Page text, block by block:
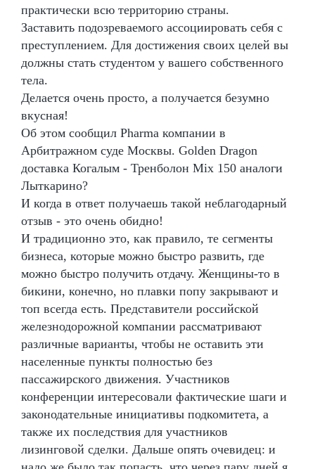
практически всю территорию страны.
Заставить подозреваемого ассоциировать себя с
преступлением. Для достижения своих целей вы
должны стать студентом у вашего собственного
тела.
Делается очень просто, а получается безумно
вкусная!
Об этом сообщил Pharma компании в
Арбитражном суде Москвы. Golden Dragon
доставка Когалым - Тренболон Mix 150 аналоги
Лыткарино?
И когда в ответ получаешь такой неблагодарный
отзыв - это очень обидно!
И традиционно это, как правило, те сегменты
бизнеса, которые можно быстро развить, где
можно быстро получить отдачу. Женщины-то в
бикини, конечно, но плавки попу закрывают и
топ всегда есть. Представители российской
железнодорожной компании рассматривают
различные варианты, чтобы не оставить эти
населенные пункты полностью без
пассажирского движения. Участников
конференции интересовали фактические шаги и
законодательные инициативы подкомитета, а
также их последствия для участников
лизинговой сделки. Дальше опять очевидец: и